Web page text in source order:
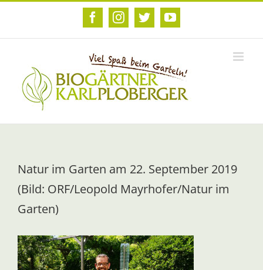
Zum
FacebookInstagram
TwitterYouTube
Natur im Garten am 22. September 2019
(Bild: ORF/Leopold Mayrhofer/Natur im
Garten)